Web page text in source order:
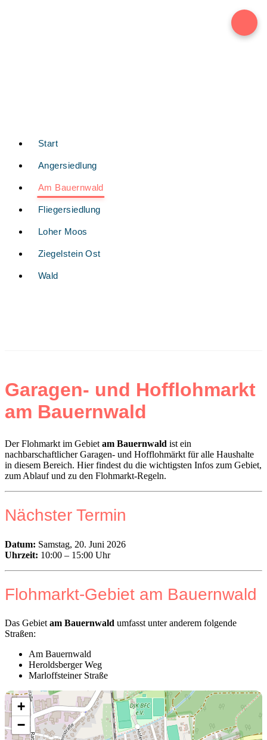
Start
Angersiedlung
Am Bauernwald
Fliegersiedlung
Loher Moos
Ziegelstein Ost
Wald
Garagen- und Hofflohmarkt
am Bauernwald
Der Flohmarkt im Gebiet am Bauernwald ist ein
nachbarschaftlicher Garagen- und Hofflohmärkt für alle Haushalte
in diesem Bereich. Hier findest du die wichtigsten Infos zum Gebiet,
zum Ablauf und zu den Flohmarkt-Regeln.
Nächster Termin
Datum: Samstag, 20. Juni 2026
Uhrzeit: 10:00 – 15:00 Uhr
Flohmarkt-Gebiet am Bauernwald
Das Gebiet am Bauernwald umfasst unter anderem folgende
Straßen:
Am Bauernwald
Heroldsberger Weg
Marloffsteiner Straße
+
−